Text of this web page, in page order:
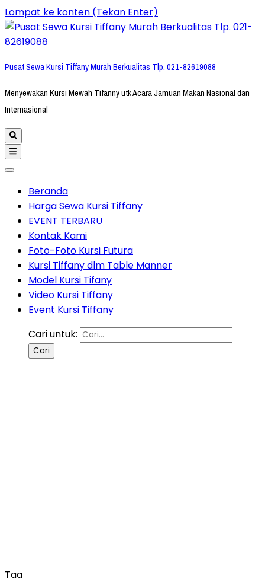
Lompat ke konten (Tekan Enter)
Pusat Sewa Kursi Tiffany Murah Berkualitas Tlp. 021-82619088
Menyewakan Kursi Mewah Tifanny utk Acara Jamuan Makan Nasional dan
Internasional
Beranda
Harga Sewa Kursi Tiffany
EVENT TERBARU
Kontak Kami
Foto-Foto Kursi Futura
Kursi Tiffany dlm Table Manner
Model Kursi Tifany
Video Kursi Tiffany
Event Kursi Tiffany
Cari untuk:
Tag